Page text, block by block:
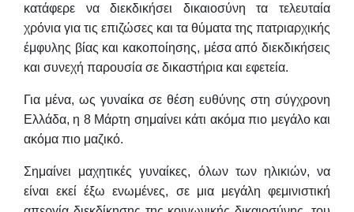
κατάφερε να διεκδικήσει δικαιοσύνη τα τελευταία
χρόνια για τις επιζώσες και τα θύματα της πατριαρχικής
έμφυλης βίας και κακοποίησης, μέσα από διεκδικήσεις
και συνεχή παρουσία σε δικαστήρια και εφετεία.
Για μένα, ως γυναίκα σε θέση ευθύνης στη σύγχρονη
Ελλάδα, η 8 Μάρτη σημαίνει κάτι ακόμα πιο μεγάλο και
ακόμα πιο μαζικό.
Σημαίνει μαχητικές γυναίκες, όλων των ηλικιών, να
είναι εκεί έξω ενωμένες, σε μια μεγάλη φεμινιστική